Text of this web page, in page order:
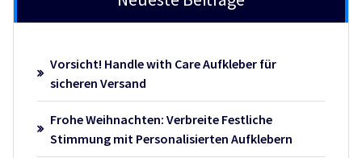
Vorsicht! Handle with Care Aufkleber für
sicheren Versand
Frohe Weihnachten: Verbreite Festliche
Stimmung mit Personalisierten Aufklebern